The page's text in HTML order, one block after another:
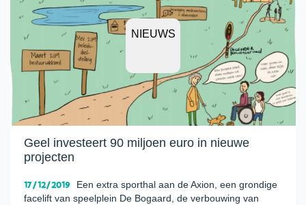
NIEUWS
Geel investeert 90 miljoen euro in nieuwe
projecten
17/12/2019
Een extra sporthal aan de Axion, een grondige
facelift van speelplein De Bogaard, de verbouwing van